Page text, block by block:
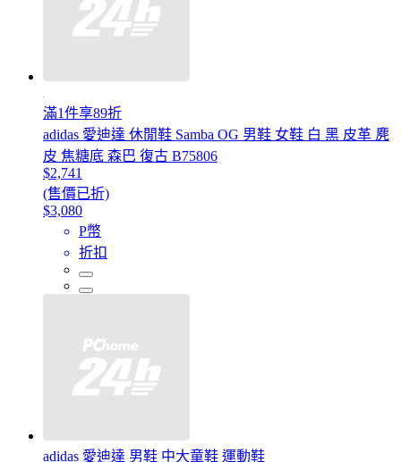
滿1件享89折
adidas 愛迪達 休閒鞋 Samba OG 男鞋 女鞋 白 黑 皮革 麂
皮 焦糖底 森巴 復古 B75806
$2,741
(售價已折)
$3,080
P幣
折扣
adidas 愛迪達 男鞋 中大童鞋 運動鞋